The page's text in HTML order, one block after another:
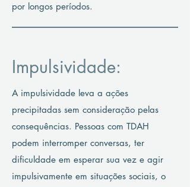
por longos períodos.
Impulsividade:
A impulsividade leva a ações
precipitadas sem consideração pelas
consequências. Pessoas com TDAH
podem interromper conversas, ter
dificuldade em esperar sua vez e agir
impulsivamente em situações sociais, o